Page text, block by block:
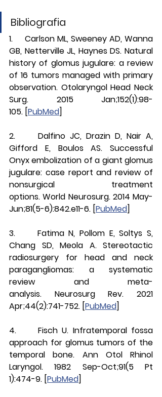
Bibliografia
1.     Carlson ML, Sweeney AD, Wanna
GB, Netterville JL, Haynes DS. Natural
history of glomus jugulare: a review
of 16 tumors managed with primary
observation. Otolaryngol Head Neck
Surg. 2015 Jan;152(1):98-
105. [PubMed]
2.     Dalfino JC, Drazin D, Nair A,
Gifford E, Boulos AS. Successful
Onyx embolization of a giant glomus
jugulare: case report and review of
nonsurgical treatment
options. World Neurosurg. 2014 May-
Jun;81(5-6):842.e11-6. [PubMed]
3.     Fatima N, Pollom E, Soltys S,
Chang SD, Meola A. Stereotactic
radiosurgery for head and neck
paragangliomas: a systematic
review and meta-
analysis. Neurosurg Rev. 2021
Apr;44(2):741-752. [PubMed]
4.     Fisch U. Infratemporal fossa
approach for glomus tumors of the
temporal bone. Ann Otol Rhinol
Laryngol. 1982 Sep-Oct;91(5 Pt
1):474-9. [PubMed]